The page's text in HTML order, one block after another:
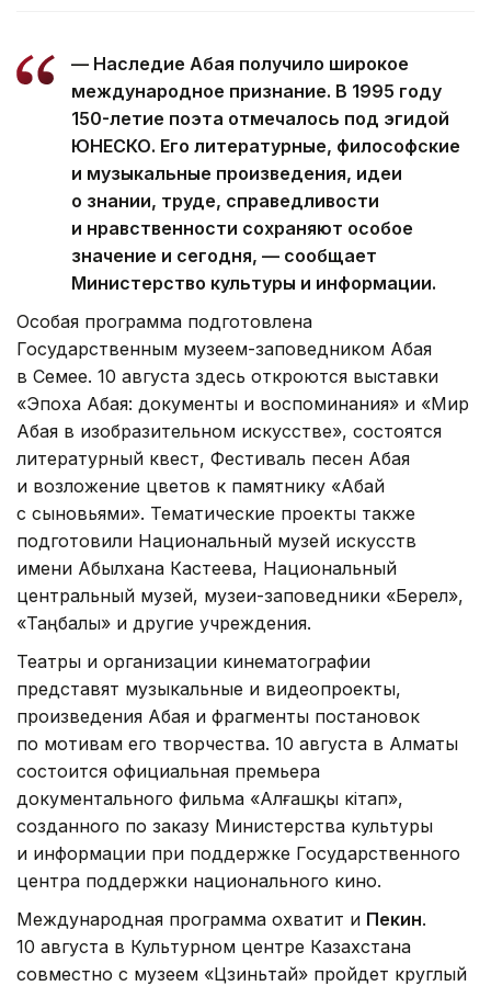
— Наследие Абая получило широкое
международное признание. В 1995 году
150-летие поэта отмечалось под эгидой
ЮНЕСКО. Его литературные, философские
и музыкальные произведения, идеи
о знании, труде, справедливости
и нравственности сохраняют особое
значение и сегодня, — сообщает
Министерство культуры и информации.
Особая программа подготовлена
Государственным музеем-заповедником Абая
в Семее. 10 августа здесь откроются выставки
«Эпоха Абая: документы и воспоминания» и «Мир
Абая в изобразительном искусстве», состоятся
литературный квест, Фестиваль песен Абая
и возложение цветов к памятнику «Абай
с сыновьями». Тематические проекты также
подготовили Национальный музей искусств
имени Абылхана Кастеева, Национальный
центральный музей, музеи-заповедники «Берел»,
«Таңбалы» и другие учреждения.
Театры и организации кинематографии
представят музыкальные и видеопроекты,
произведения Абая и фрагменты постановок
по мотивам его творчества. 10 августа в Алматы
состоится официальная премьера
документального фильма «Алғашқы кітап»,
созданного по заказу Министерства культуры
и информации при поддержке Государственного
центра поддержки национального кино.
Международная программа охватит и Пекин.
10 августа в Культурном центре Казахстана
совместно с музеем «Цзиньтай» пройдет круглый